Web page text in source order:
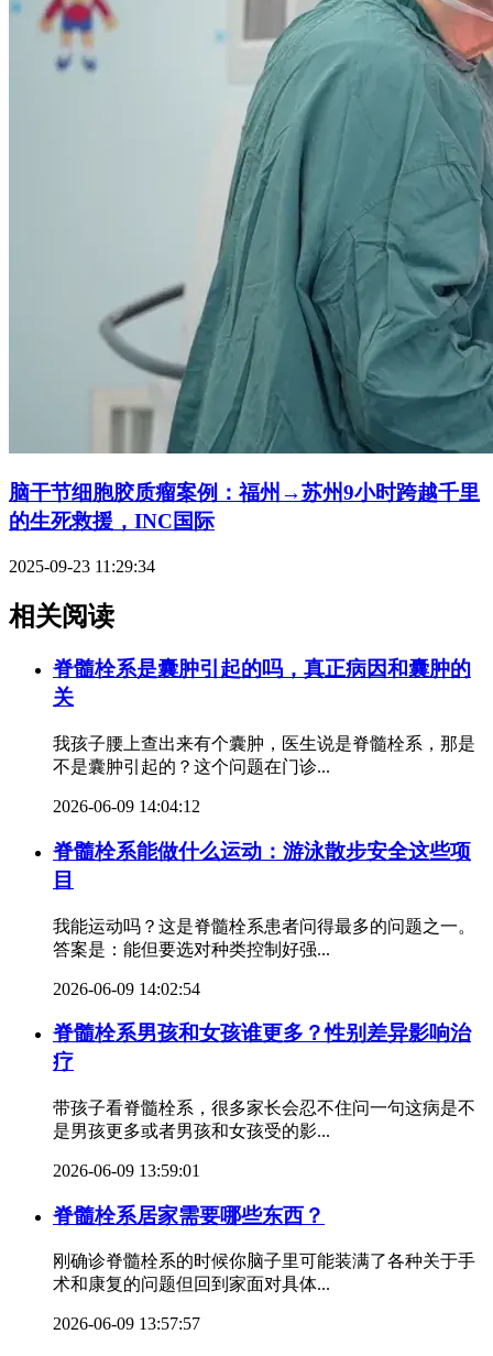
脑干节细胞胶质瘤案例：福州→苏州9小时跨越千里
的生死救援，INC国际
2025-09-23 11:29:34
相关阅读
脊髓栓系是囊肿引起的吗，真正病因和囊肿的
关
我孩子腰上查出来有个囊肿，医生说是脊髓栓系，那是
不是囊肿引起的？这个问题在门诊...
2026-06-09 14:04:12
脊髓栓系能做什么运动：游泳散步安全这些项
目
我能运动吗？这是脊髓栓系患者问得最多的问题之一。
答案是：能但要选对种类控制好强...
2026-06-09 14:02:54
脊髓栓系男孩和女孩谁更多？性别差异影响治
疗
带孩子看脊髓栓系，很多家长会忍不住问一句这病是不
是男孩更多或者男孩和女孩受的影...
2026-06-09 13:59:01
脊髓栓系居家需要哪些东西？
刚确诊脊髓栓系的时候你脑子里可能装满了各种关于手
术和康复的问题但回到家面对具体...
2026-06-09 13:57:57